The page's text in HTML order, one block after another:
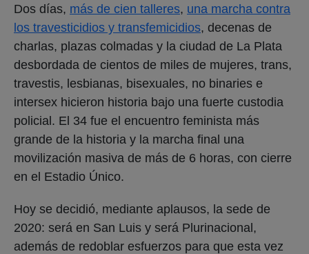
Dos días, más de cien talleres, una marcha contra
los travesticidios y transfemicidios, decenas de
charlas, plazas colmadas y la ciudad de La Plata
desbordada de cientos de miles de mujeres, trans,
travestis, lesbianas, bisexuales, no binaries e
intersex hicieron historia bajo una fuerte custodia
policial. El 34 fue el encuentro feminista más
grande de la historia y la marcha final una
movilización masiva de más de 6 horas, con cierre
en el Estadio Único.
Hoy se decidió, mediante aplausos, la sede de
2020: será en San Luis y será Plurinacional,
además de redoblar esfuerzos para que esta vez